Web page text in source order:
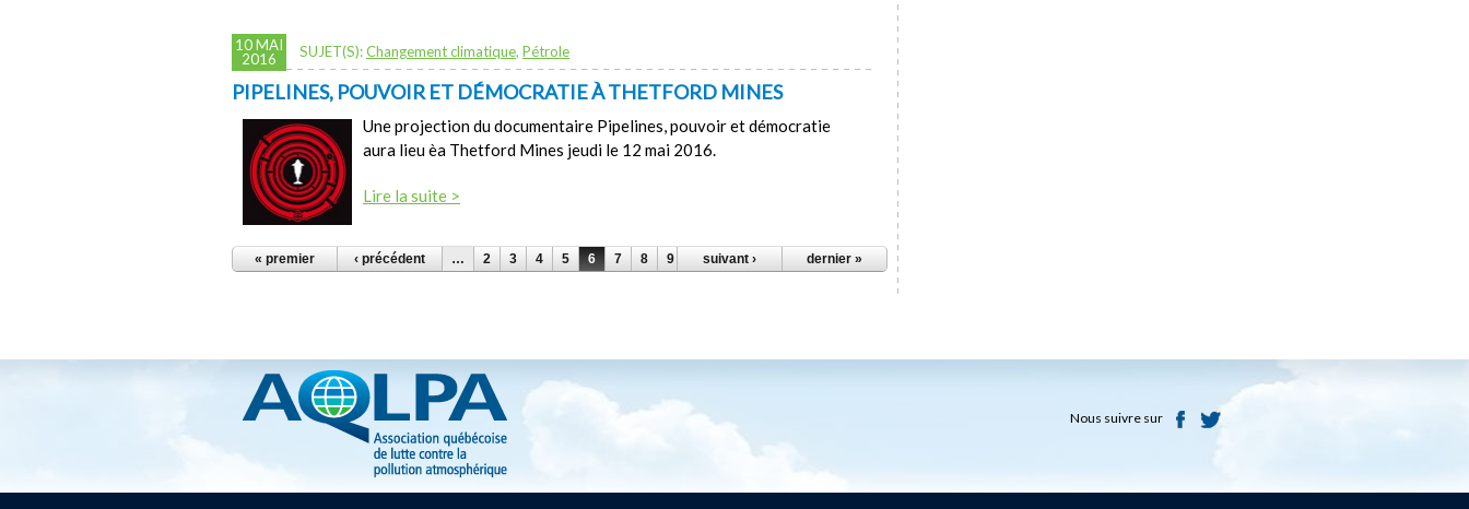
10 MAI
2016
SUJET(S):Changement climatique, Pétrole
PIPELINES, POUVOIR ET DÉMOCRATIE À THETFORD MINES
Une projection du documentaire Pipelines, pouvoir et démocratie
aura lieu èa Thetford Mines jeudi le 12 mai 2016.
Lire la suite >
PAGES
« premier ‹ précédent … 2 3 4 5 6 7 8 9 10 …
suivant › dernier »
Nous suivre sur